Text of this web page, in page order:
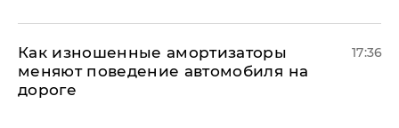
Как изношенные амортизаторы
меняют поведение автомобиля на
дороге
17:36